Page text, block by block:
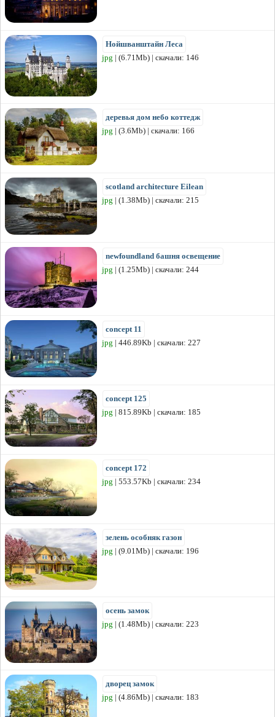
Нойшванштайн Леса
jpg | (6.71Mb) | скачали: 146
деревья дом небо коттедж
jpg | (3.6Mb) | скачали: 166
scotland architecture Eilean
jpg | (1.38Mb) | скачали: 215
newfoundland башня освещение
jpg | (1.25Mb) | скачали: 244
concept 11
jpg | 446.89Kb | скачали: 227
concept 125
jpg | 815.89Kb | скачали: 185
concept 172
jpg | 553.57Kb | скачали: 234
зелень особняк газон
jpg | (9.01Mb) | скачали: 196
осень замок
jpg | (1.48Mb) | скачали: 223
дворец замок
jpg | (4.86Mb) | скачали: 183